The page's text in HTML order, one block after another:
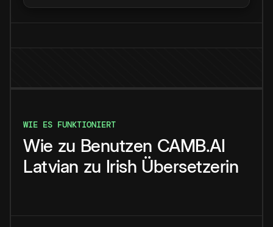
WIE ES FUNKTIONIERT
Wie zu Benutzen CAMB.AI
Latvian zu Irish Übersetzerin